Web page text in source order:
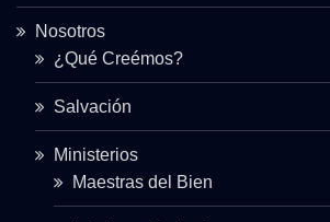
Nosotros
¿Qué Creémos?
Salvación
Ministerios
Maestras del Bien